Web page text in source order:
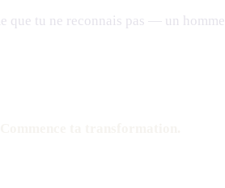
que tu ne reconnais pas — un homme